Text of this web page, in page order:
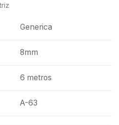
Generica
8mm
6 metros
A-63